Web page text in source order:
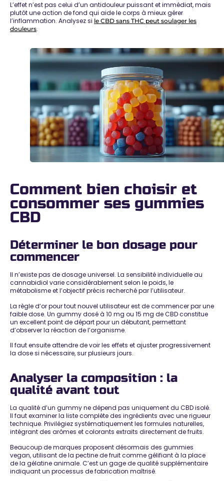
L’effet n’est pas celui d’un antidouleur puissant et immédiat, mais
plutôt uneaction de fond qui aide le corps à mieux gérer
l’inflammation. Analysez si le CBD sans THC peut soulager les
douleurs.
Comment bien choisir et
consommer ses gummies
CBD
Déterminer le bon dosage pour
commencer
Il n’existepas de dosage universel. La sensibilité individuelle au
cannabidiol varie considérablement selon le poids, le
métabolisme et l’objectif précis recherché par l’utilisateur.
La règle d’or pour tout nouvel utilisateur est decommencer par une
faible dose. Un gummy dosé à 10 mg ou 15 mg de CBD constitue
un excellent point de départ pour un débutant, permettant
d’observer la réaction de l’organisme.
Il faut ensuite attendre de voir les effets etajuster progressivement
la dosesi nécessaire, sur plusieurs jours.
Analyser la composition : la
qualité avant tout
La qualité d’un gummy ne dépend pas uniquement du CBD isolé.
Il faut examiner la liste complète des ingrédients avec une rigueur
technique. Privilégiez systématiquement les formules naturelles,
intégrant des arômes et colorants extraits directement de fruits.
Beaucoup de marques proposent désormais des gummies
vegan, utilisant de la pectine de fruit comme gélifiantà la place
de la gélatine animale. C’est un gage de qualité supplémentaire
indiquant un processus de fabrication maîtrisé.